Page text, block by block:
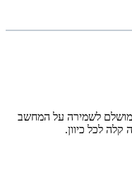
לשמירה על המחשב
קלה לכל כיוון.